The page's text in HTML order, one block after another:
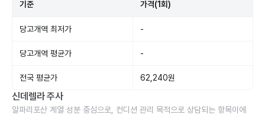
기준 가격(1회)
당고개역 최저가 -
당고개역 평균가 -
전국 평균가 62,240원
신데렐라 주사
알파리포산 계열 성분 중심으로, 컨디션 관리 목적으로 상담되는 항목이에